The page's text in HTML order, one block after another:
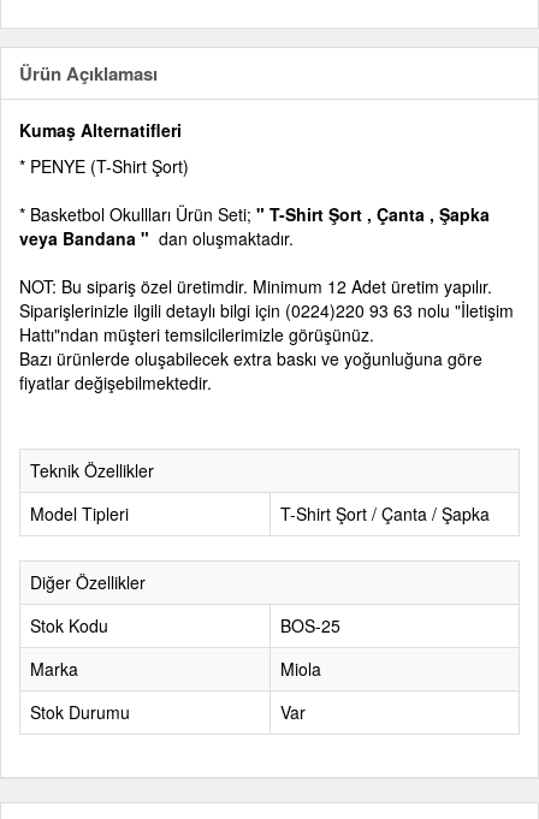
Ürün Açıklaması
Kumaş Alternatifleri
* PENYE (T-Shirt Şort)
* Basketbol Okullları Ürün Seti; " T-Shirt Şort , Çanta , Şapka
veya Bandana " dan oluşmaktadır.
NOT: Bu sipariş özel üretimdir. Minimum 12 Adet üretim yapılır.
Siparişlerinizle ilgili detaylı bilgi için (0224)220 93 63 nolu "İletişim
Hattı"ndan müşteri temsilcilerimizle görüşünüz.
Bazı ürünlerde oluşabilecek extra baskı ve yoğunluğuna göre
fiyatlar değişebilmektedir.
Teknik Özellikler
Model Tipleri
T-Shirt Şort / Çanta / Şapka
Diğer Özellikler
Stok Kodu
BOS-25
Marka
Miola
Stok Durumu
Var